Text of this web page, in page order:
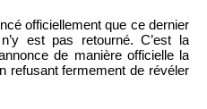
officiellement que ce dernier
est pas retourné. C’est la
de manière officielle la
refusant fermement de révéler